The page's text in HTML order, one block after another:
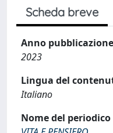
Scheda breve
Anno pubblicazione
2023
Lingua del
Italiano
Nome del periodico